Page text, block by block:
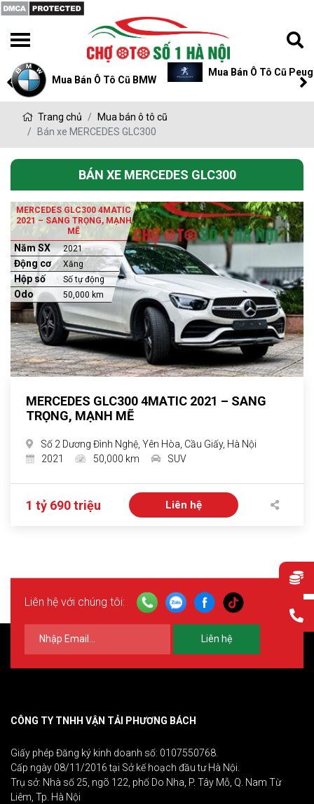
Mua Bán Ô Tô Cũ BMW
Mua Bán Ô Tô Cũ
Trang chủ
Mua bán ô tô cũ
Bán xe MERCEDES GLC300
BÁN XE MERCEDES GLC300
MERCEDES GLC300 4MATIC
2021 – SANG TRỌNG, MẠNH
MẼ
Năm SX 2021
Động cơ Xăng
Hộp số Số tự động
Odo 50,000 km
MERCEDES GLC300 4MATIC 2021 – SANG
TRỌNG, MẠNH MẼ
Số 2 Dương Đình Nghệ, Yên Hòa, Cầu Giấy, Hà Nội
2021
50,000 km SUV
1 tỷ 690 triệu Liên hệ
Liên hệ với chúng tôi:
Liên hệ
CÔNG TY TNHH VẬN TẢI PHƯƠNG BÁCH
Giấy phép Đăng ký kinh doanh số: 0107550768.
Cấp ngày 08/11/2016 tại Sở kế hoạch đầu tư Hà Nội.
Trụ sở: Nhà số 25, ngõ 122, phố Do Nha, P. Tây Mỗ, Q. Nam Từ
Liêm, Tp. Hà Nội